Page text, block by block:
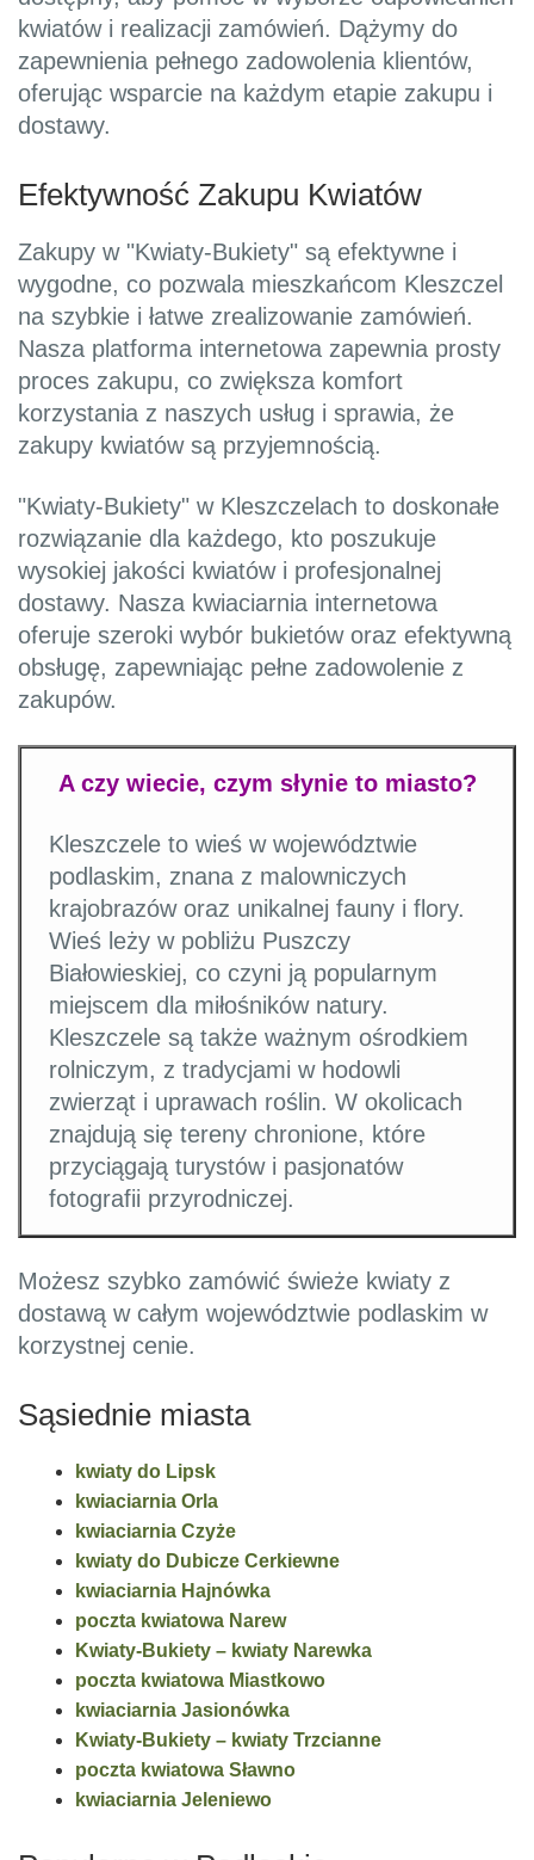
kwiatów i realizacji zamówień. Dążymy do
zapewnienia pełnego zadowolenia klientów,
oferując wsparcie na każdym etapie zakupu i
dostawy.
Efektywność Zakupu Kwiatów
Zakupy w "Kwiaty-Bukiety" są efektywne i
wygodne, co pozwala mieszkańcom Kleszczel
na szybkie i łatwe zrealizowanie zamówień.
Nasza platforma internetowa zapewnia prosty
proces zakupu, co zwiększa komfort
korzystania z naszych usług i sprawia, że
zakupy kwiatów są przyjemnością.
"Kwiaty-Bukiety" w Kleszczelach to doskonałe
rozwiązanie dla każdego, kto poszukuje
wysokiej jakości kwiatów i profesjonalnej
dostawy. Nasza kwiaciarnia internetowa
oferuje szeroki wybór bukietów oraz efektywną
obsługę, zapewniając pełne zadowolenie z
zakupów.
A czy wiecie, czym słynie to miasto?
Kleszczele to wieś w województwie
podlaskim, znana z malowniczych
krajobrazów oraz unikalnej fauny i flory.
Wieś leży w pobliżu Puszczy
Białowieskiej, co czyni ją popularnym
miejscem dla miłośników natury.
Kleszczele są także ważnym ośrodkiem
rolniczym, z tradycjami w hodowli
zwierząt i uprawach roślin. W okolicach
znajdują się tereny chronione, które
przyciągają turystów i pasjonatów
fotografii przyrodniczej.
Możesz szybko zamówić świeże kwiaty z
dostawą w całym województwie podlaskim w
korzystnej cenie.
Sąsiednie miasta
kwiaty do Lipsk
kwiaciarnia Orla
kwiaciarnia Czyże
kwiaty do Dubicze Cerkiewne
kwiaciarnia Hajnówka
poczta kwiatowa Narew
Kwiaty-Bukiety – kwiaty Narewka
poczta kwiatowa Miastkowo
kwiaciarnia Jasionówka
Kwiaty-Bukiety – kwiaty Trzcianne
poczta kwiatowa Sławno
kwiaciarnia Jeleniewo